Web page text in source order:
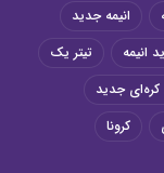
انیمه جدید
انیمه
تیتر یک
کره‌ای جدید
کرونا